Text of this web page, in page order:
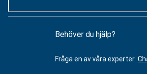
Behöver du hjälp?
Fråga en av våra experter.